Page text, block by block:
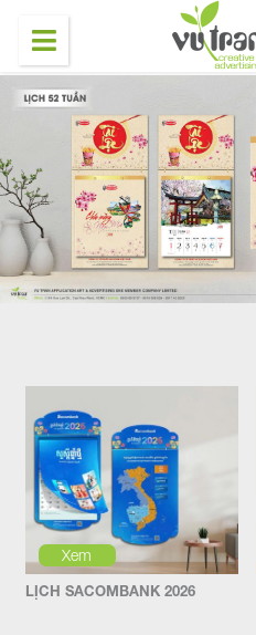
Xem
LỊCH SACOMBANK 2026